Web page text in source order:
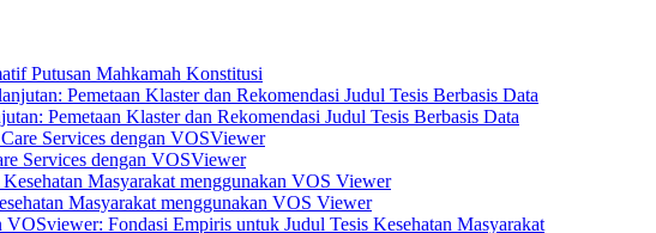
Putusan Mahkamah Konstitusi
Pemetaan Klaster dan Rekomendasi Judul Tesis Berbasis Data
Services dengan VOSViewer
Masyarakat menggunakan VOS Viewer